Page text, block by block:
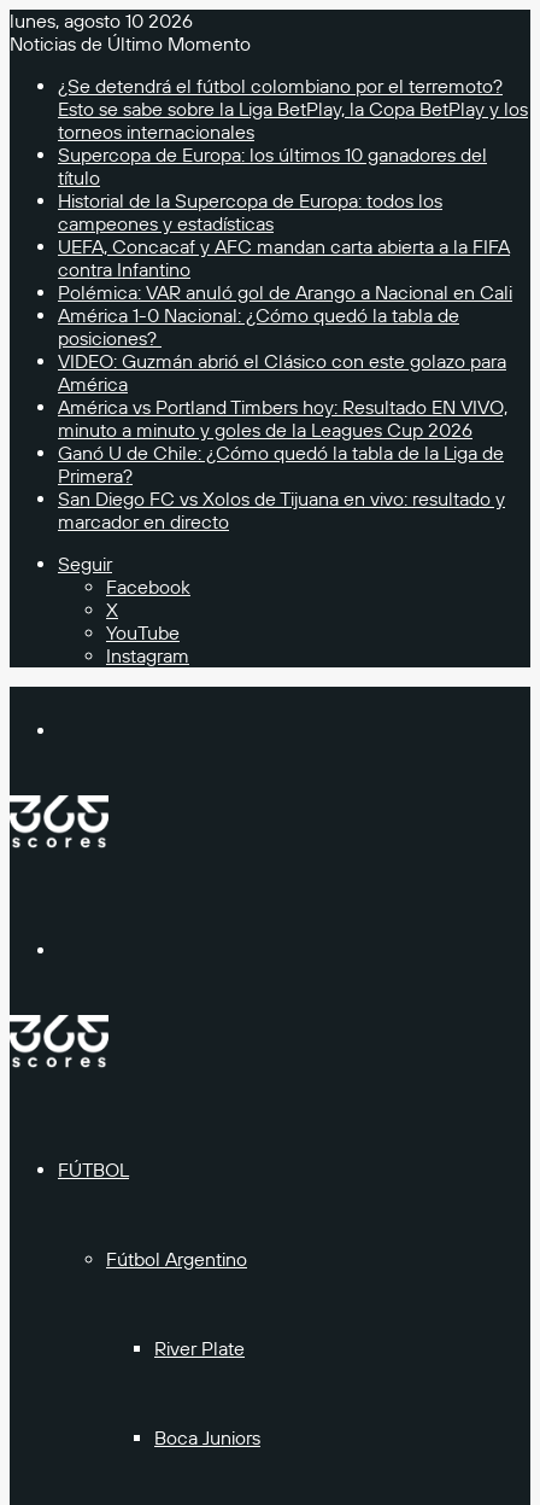
lunes, agosto 10 2026
Noticias de Último Momento
¿Se detendrá el fútbol colombiano por el terremoto?
Esto se sabe sobre la Liga BetPlay, la Copa BetPlay y los
torneos internacionales
Supercopa de Europa: los últimos 10 ganadores del
título
Historial de la Supercopa de Europa: todos los
campeones y estadísticas
UEFA, Concacaf y AFC mandan carta abierta a la FIFA
contra Infantino
Polémica: VAR anuló gol de Arango a Nacional en Cali
América 1-0 Nacional: ¿Cómo quedó la tabla de
posiciones?
VIDEO: Guzmán abrió el Clásico con este golazo para
América
América vs Portland Timbers hoy: Resultado EN VIVO,
minuto a minuto y goles de la Leagues Cup 2026
Ganó U de Chile: ¿Cómo quedó la tabla de la Liga de
Primera?
San Diego FC vs Xolos de Tijuana en vivo: resultado y
marcador en directo
Seguir
Facebook
X
YouTube
Instagram
FÚTBOL
Fútbol Argentino
River Plate
Boca Juniors